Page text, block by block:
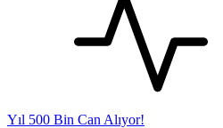
Yıl 500 Bin Can Alıyor!